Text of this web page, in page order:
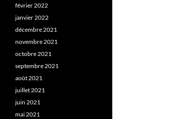
février 2022
janvier 2022
décembre 2021
novembre 2021
octobre 2021
septembre 2021
août 2021
juillet 2021
juin 2021
mai 2021